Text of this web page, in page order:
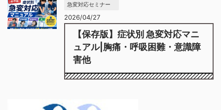
急変対応セミナー
2026/04/27
【保存版】症状別 急変対応マニ
ュアル|胸痛・呼吸困難・意識障
害他